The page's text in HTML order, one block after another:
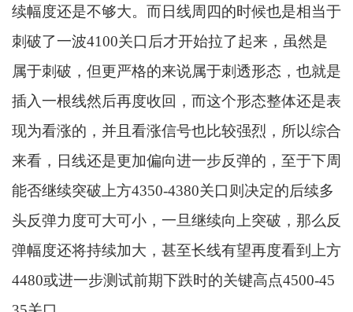
续幅度还是不够大。而日线周四的时候也是相当于
刺破了一波4100关口后才开始拉了起来，虽然是
属于刺破，但更严格的来说属于刺透形态，也就是
插入一根线然后再度收回，而这个形态整体还是表
现为看涨的，并且看涨信号也比较强烈，所以综合
来看，日线还是更加偏向进一步反弹的，至于下周
能否继续突破上方4350-4380关口则决定的后续多
头反弹力度可大可小，一旦继续向上突破，那么反
弹幅度还将持续加大，甚至长线有望再度看到上方
4480或进一步测试前期下跌时的关键高点4500-45